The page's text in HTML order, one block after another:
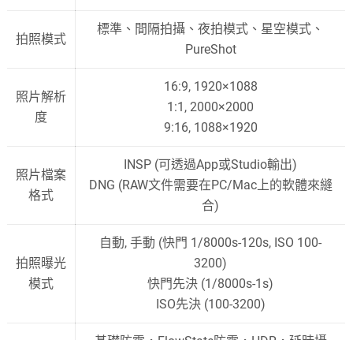
拍照模式
標準、間隔拍攝、夜拍模式、星空模式、
PureShot
照片解析
度
16:9, 1920×1088
1:1, 2000×2000
9:16, 1088×1920
照片檔案
格式
INSP (可透過App或Studio輸出)
DNG (RAW文件需要在PC/Mac上的軟體來縫
合)
拍照曝光
模式
自動, 手動 (快門 1/8000s-120s, ISO 100-
3200)
快門先決 (1/8000s-1s)
ISO先決 (100-3200)